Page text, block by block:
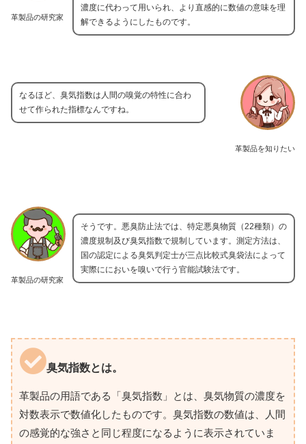
革製品の研究家
濃度に代わって用いられ、より直感的に数値の意味を理
解できるようにしたものです。
革製品を知りたい
なるほど、臭気指数は人間の嗅覚の特性に合わ
せて作られた指標なんですね。
革製品の研究家
そうです。悪臭防止法では、特定悪臭物質（22種類）の
濃度規制及び臭気指数で規制しています。測定方法は、
国の認定による臭気判定士が三点比較式臭袋法によって
実際ににおいを嗅いで行う官能試験法です。
臭気指数とは。
革製品の用語である「臭気指数」とは、臭気物質の濃度を
対数表示で数値化したものです。臭気指数の数値は、人間
の感覚的な強さと同じ程度になるように表示されていま